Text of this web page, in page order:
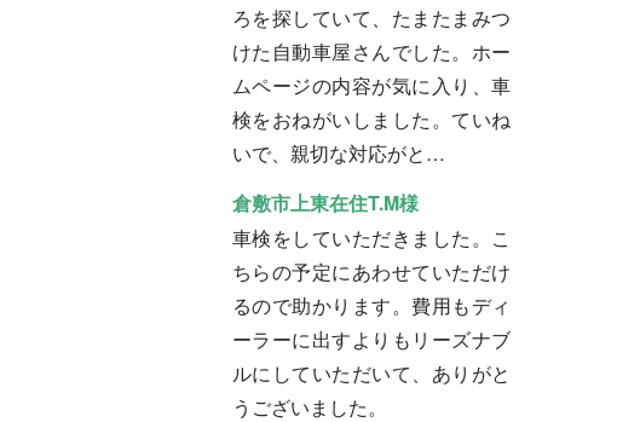
ろを探していて、たまたまみつ
けた自動車屋さんでした。ホー
ムページの内容が気に入り、車
検をおねがいしました。ていね
いで、親切な対応がと…
倉敷市上東在住T.M様
車検をしていただきました。こ
ちらの予定にあわせていただけ
るので助かります。費用もディ
ーラーに出すよりもリーズナブ
ルにしていただいて、ありがと
うございました。